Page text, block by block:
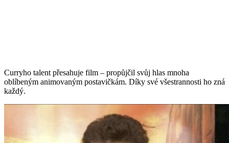
Curryho talent přesahuje film – propůjčil svůj hlas mnoha
oblíbeným animovaným postavičkám. Díky své všestrannosti ho zná
každý.